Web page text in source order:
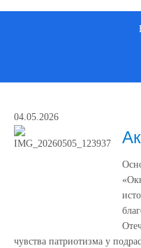
04.05.2026
чувства патриотизма у